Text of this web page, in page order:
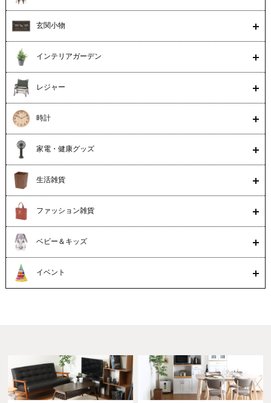
玄関小物
インテリアガーデン
レジャー
時計
家電・健康グッズ
生活雑貨
ファッション雑貨
ベビー＆キッズ
イベント